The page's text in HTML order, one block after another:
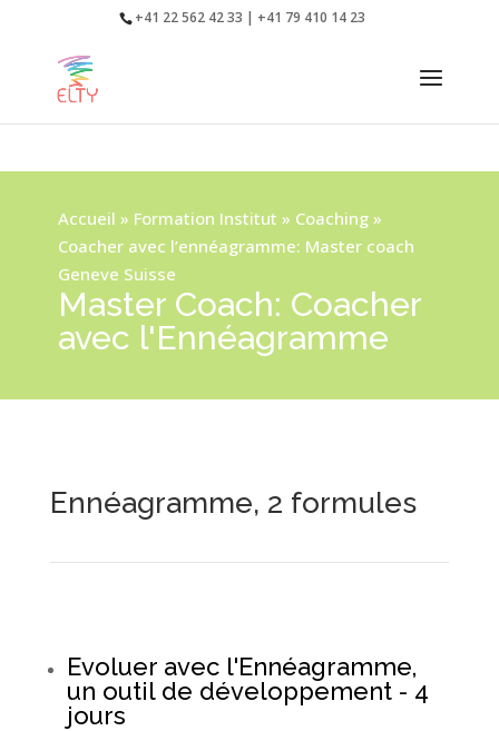
+41 22 562 42 33 | +41 79 410 14 23
Accueil » Formation Institut » Coaching»
Coacher avec l’ennéagramme: Master coach
Geneve Suisse
Master Coach: Coacher
avec l'Ennéagramme
Ennéagramme, 2 formules
Evoluer avec l'Ennéagramme,
un outil de développement - 4
jours